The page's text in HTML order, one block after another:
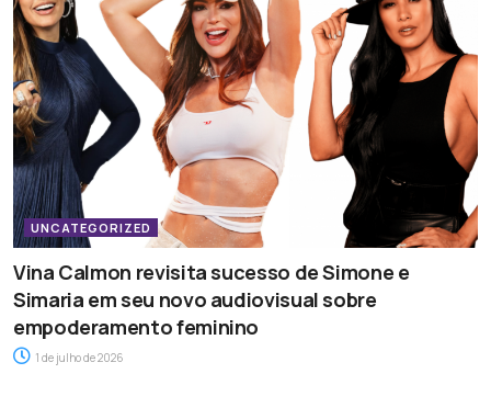
UNCATEGORIZED
Vina Calmon revisita sucesso de Simone e
Simaria em seu novo audiovisual sobre
empoderamento feminino
1 de julho de 2026